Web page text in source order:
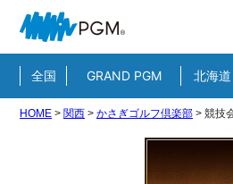
全国 GRAND PGM 北海道
HOME > 関西 > かさぎゴルフ倶楽部 > 競技